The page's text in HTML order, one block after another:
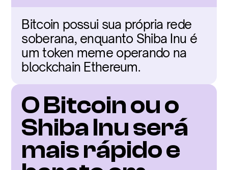
Bitcoin possui sua própria rede
soberana, enquanto Shiba Inu é
um token meme operando na
blockchain Ethereum.
O Bitcoin ou o
Shiba Inu será
mais rápido e